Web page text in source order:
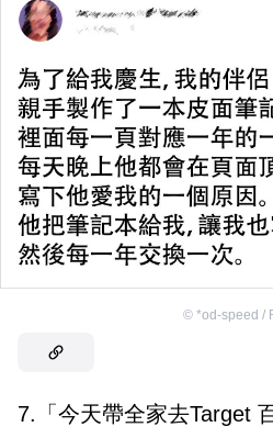
© *od-speed /
7.「今天帶全家去Target